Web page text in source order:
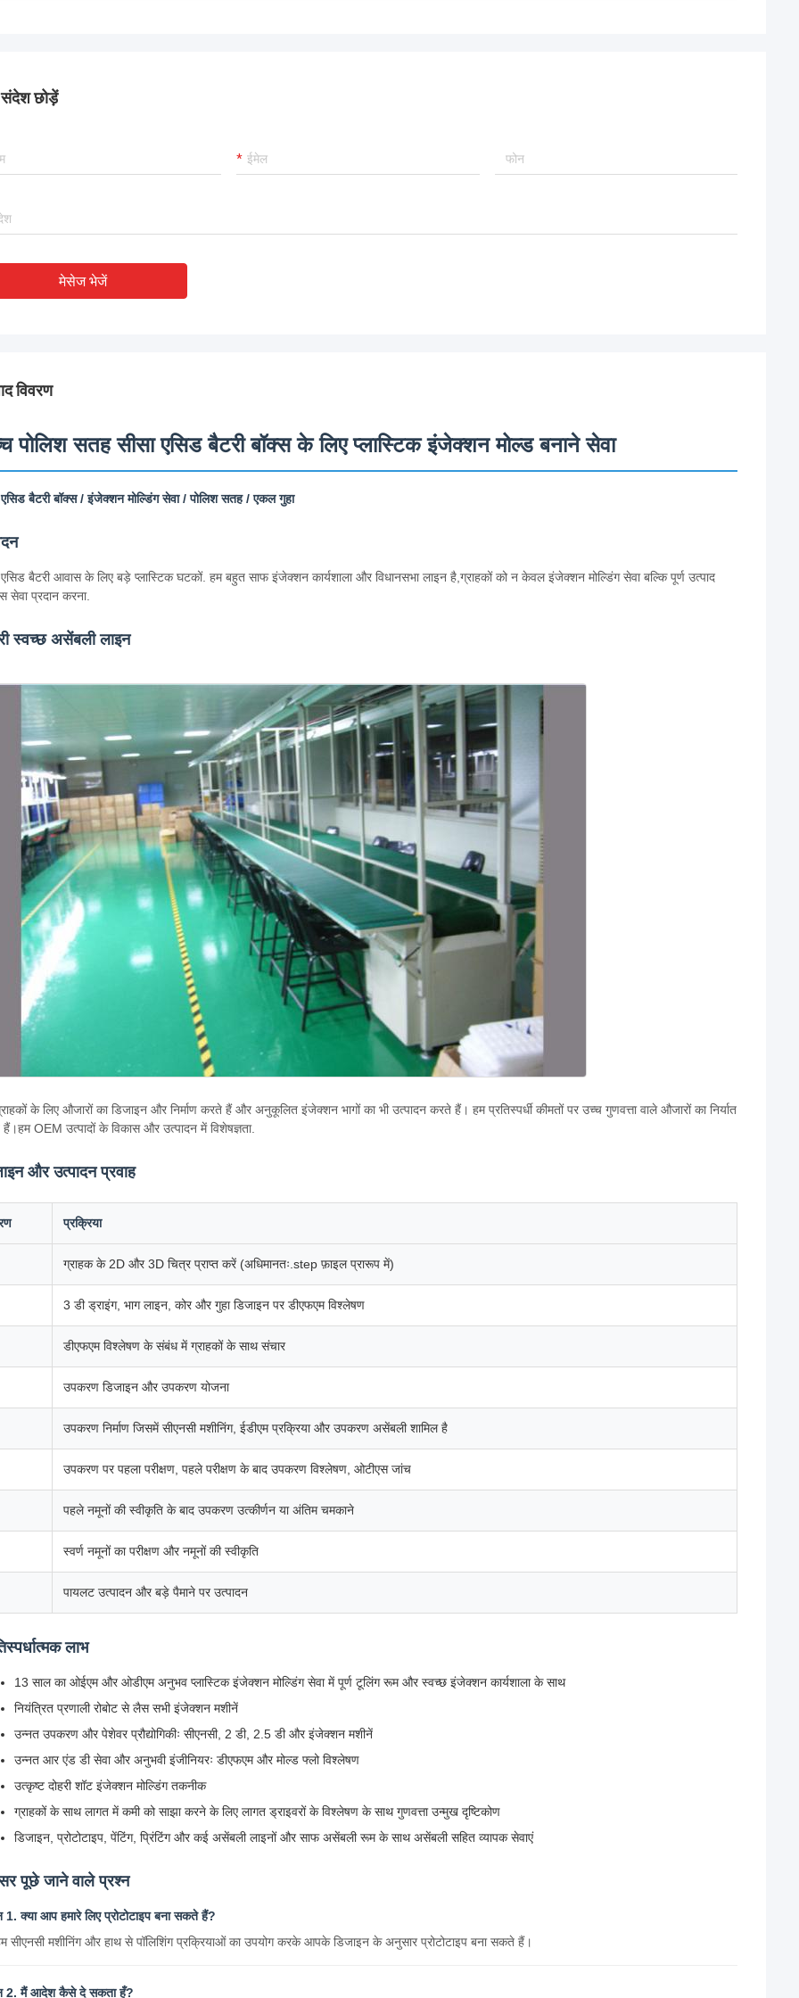
छोड़ें
मेसेज भेजें
विवरण
पोलिश सतह सीसा एसिड बैटरी बॉक्स के लिए प्लास्टिक इंजेक्शन मोल्ड बनाने सेवा
बैटरी बॉक्स / इंजेक्शन मोल्डिंग सेवा / पोलिश सतह / एकल गुहा
बैटरी आवास के लिए बड़े प्लास्टिक घटकों. हम बहुत साफ इंजेक्शन कार्यशाला और विधानसभा लाइन है,ग्राहकों को न केवल इंजेक्शन मोल्डिंग सेवा बल्कि पूर्ण उत्पाद
सेवा प्रदान करना.
स्वच्छ असेंबली लाइन
के लिए औजारों का डिजाइन और निर्माण करते हैं और अनुकूलित इंजेक्शन भागों का भी उत्पादन करते हैं। हम प्रतिस्पर्धी कीमतों पर उच्च गुणवत्ता वाले औजारों का निर्यात
OEM उत्पादों के विकास और उत्पादन में विशेषज्ञता.
और उत्पादन प्रवाह
प्रक्रिया
ग्राहक के 2D और 3D चित्र प्राप्त करें (अधिमानतः.step फ़ाइल प्रारूप में)
3 डी ड्राइंग, भाग लाइन, कोर और गुहा डिजाइन पर डीएफएम विश्लेषण
डीएफएम विश्लेषण के संबंध में ग्राहकों के साथ संचार
उपकरण डिजाइन और उपकरण योजना
उपकरण निर्माण जिसमें सीएनसी मशीनिंग, ईडीएम प्रक्रिया और उपकरण असेंबली शामिल है
उपकरण पर पहला परीक्षण, पहले परीक्षण के बाद उपकरण विश्लेषण, ओटीएस जांच
पहले नमूनों की स्वीकृति के बाद उपकरण उत्कीर्णन या अंतिम चमकाने
स्वर्ण नमूनों का परीक्षण और नमूनों की स्वीकृति
पायलट उत्पादन और बड़े पैमाने पर उत्पादन
लाभ
13 साल का ओईएम और ओडीएम अनुभव प्लास्टिक इंजेक्शन मोल्डिंग सेवा में पूर्ण टूलिंग रूम और स्वच्छ इंजेक्शन कार्यशाला के साथ
नियंत्रित प्रणाली रोबोट से लैस सभी इंजेक्शन मशीनें
उन्नत उपकरण और पेशेवर प्रौद्योगिकीः सीएनसी, 2 डी, 2.5 डी और इंजेक्शन मशीनें
उन्नत आर एंड डी सेवा और अनुभवी इंजीनियरः डीएफएम और मोल्ड फ्लो विश्लेषण
उत्कृष्ट दोहरी शॉट इंजेक्शन मोल्डिंग तकनीक
ग्राहकों के साथ लागत में कमी को साझा करने के लिए लागत ड्राइवरों के विश्लेषण के साथ गुणवत्ता उन्मुख दृष्टिकोण
डिजाइन, प्रोटोटाइप, पेंटिंग, प्रिंटिंग और कई असेंबली लाइनों और साफ असेंबली रूम के साथ असेंबली सहित व्यापक सेवाएं
पूछे जाने वाले प्रश्न
1. क्या आप हमारे लिए प्रोटोटाइप बना सकते हैं?
सीएनसी मशीनिंग और हाथ से पॉलिशिंग प्रक्रियाओं का उपयोग करके आपके डिजाइन के अनुसार प्रोटोटाइप बना सकते हैं।
2. मैं आदेश कैसे दे सकता हूँ?